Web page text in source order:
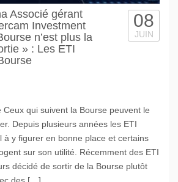
Associé gérant
Investment
n’est plus la
» : Les ETI
08
JUIN
Ceux qui suivent la Bourse peuvent le
Depuis plusieurs années les ETI
à y figurer en bonne place et certains
sur son utilité. Récemment des ETI
décidé de sortir de la Bourse plutôt
des […]